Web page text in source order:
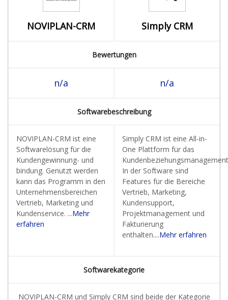
NOVIPLAN-CRM Simply CRM
Bewertungen
n/a n/a
Softwarebeschreibung
NOVIPLAN-CRM ist eine
Softwarelösung für die
Kundengewinnung- und
bindung. Genutzt werden
kann das Programm in den
Unternehmensbereichen
Vertrieb, Marketing und
Kundenservice. ...Mehr
erfahren
Simply CRM ist eine All-in-
One Plattform für das
In der Software sind
Features für die Bereiche
Vertrieb, Marketing,
Kundensupport,
Projektmanagement und
Fakturierung
enthalten....Mehr erfahren
Softwarekategorie
NOVIPLAN-CRM und Simply CRM sind beide der Kategorie